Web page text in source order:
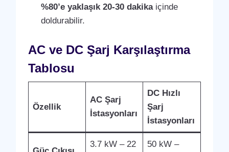
%80’e yaklaşık 20-30 dakikaiçinde
doldurabilir.
AC ve DC Şarj Karşılaştırma
Tablosu
Özellik
AC Şarj
İstasyonları
DC Hızlı
Şarj
İstasyonları
3.7 kW – 22 50 kW –